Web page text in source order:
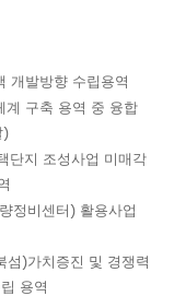
개발방향 수립용역
계 구축 용역 중 융합
)
단지 조성사업 미매각
정비센터) 활용사업
섬)가치증진 및 경쟁력
용역